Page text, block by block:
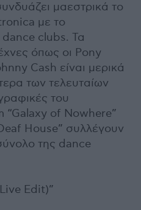
μαεστρικά το
με το
clubs. Τα
όπως οι Pony
Cash είναι μερικά
των τελευταίων
του
“Galaxy of Nowhere”
House” συλλέγουν
της dance
Edit)”